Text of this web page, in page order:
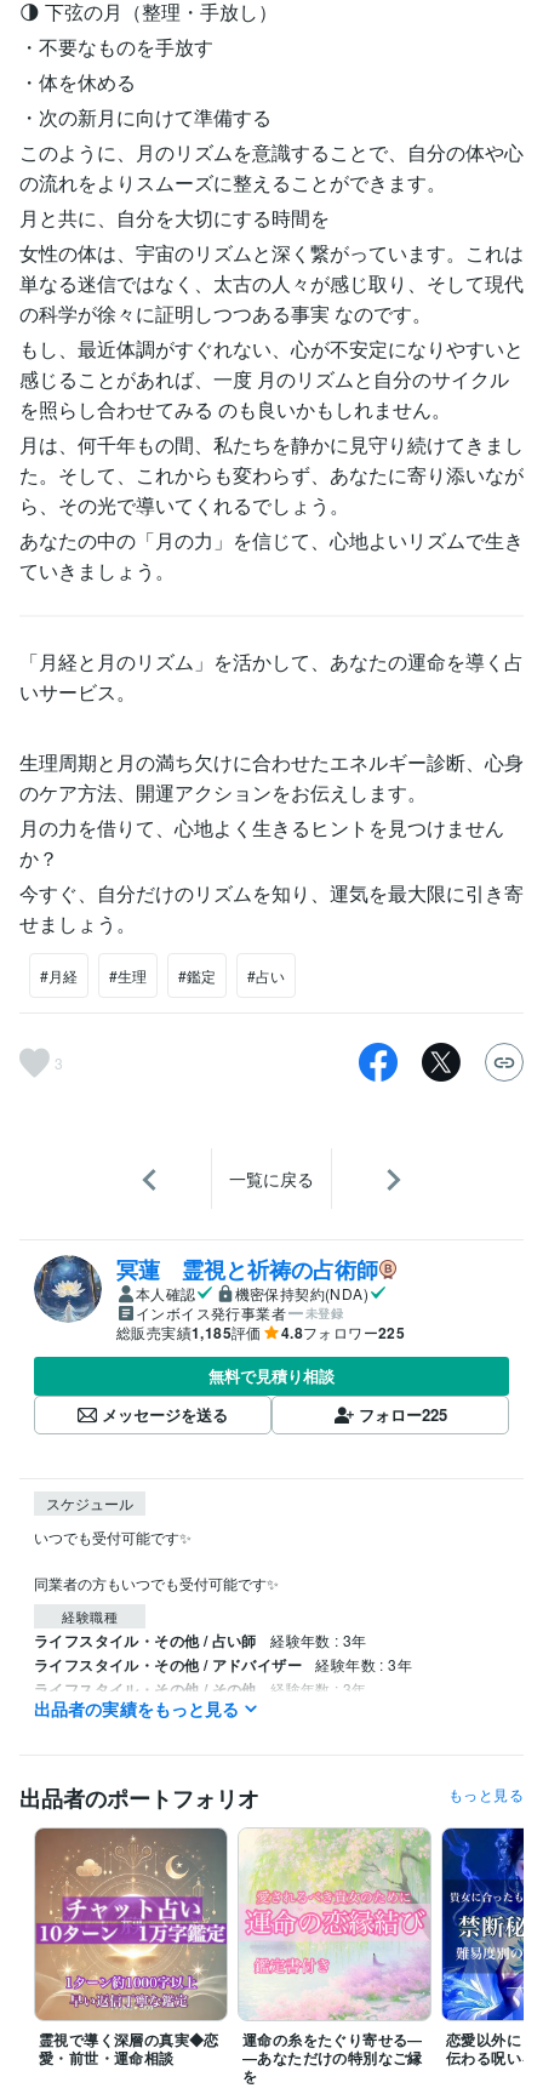
🌗 下弦の月（整理・手放し）
・不要なものを手放す
・体を休める
・次の新月に向けて準備する
このように、月のリズムを意識することで、自分の体や心
の流れをよりスムーズに整えることができます。
月と共に、自分を大切にする時間を
女性の体は、宇宙のリズムと深く繋がっています。これは
単なる迷信ではなく、太古の人々が感じ取り、そして現代
の科学が徐々に証明しつつある事実 なのです。
もし、最近体調がすぐれない、心が不安定になりやすいと
感じることがあれば、一度 月のリズムと自分のサイクル
を照らし合わせてみる のも良いかもしれません。
月は、何千年もの間、私たちを静かに見守り続けてきまし
た。そして、これからも変わらず、あなたに寄り添いなが
ら、その光で導いてくれるでしょう。
あなたの中の「月の力」を信じて、心地よいリズムで生き
ていきましょう。
「月経と月のリズム」を活かして、あなたの運命を導く占
いサービス。
生理周期と月の満ち欠けに合わせたエネルギー診断、心身
のケア方法、開運アクションをお伝えします。
月の力を借りて、心地よく生きるヒントを見つけません
か？
今すぐ、自分だけのリズムを知り、運気を最大限に引き寄
せましょう。
#月経 #生理 #鑑定 #占い
3
一覧に戻る
冥蓮 霊視と祈祷の占術師
本人確認
機密保持契約(NDA)
インボイス発行事業者
未登録
総販売実績1,185評価 4.8フォロワー225
無料で見積り相談
メッセージを送る
フォロー225
スケジュール
いつでも受付可能です✨
同業者の方もいつでも受付可能です✨
経験職種
ライフスタイル・その他 / 占い師 経験年数 : 3年
ライフスタイル・その他 / アドバイザー 経験年数 : 3年
ライフスタイル・その他 / その他 経験年数 : 3年
占い 縁結び 霊視鑑定（魂の流れを見る） 24時間以内3000字鑑定
占い業界 相談業界
語学力
英語 日常会話レベル
出品者の実績をもっと見る
出品者のポートフォリオ もっと見る
霊視で導く深層の真実◆恋
愛・前世・運命相談
運命の糸をたぐり寄せる―
―あなただけの特別なご縁
を
恋愛以外にも
伝わる呪いを